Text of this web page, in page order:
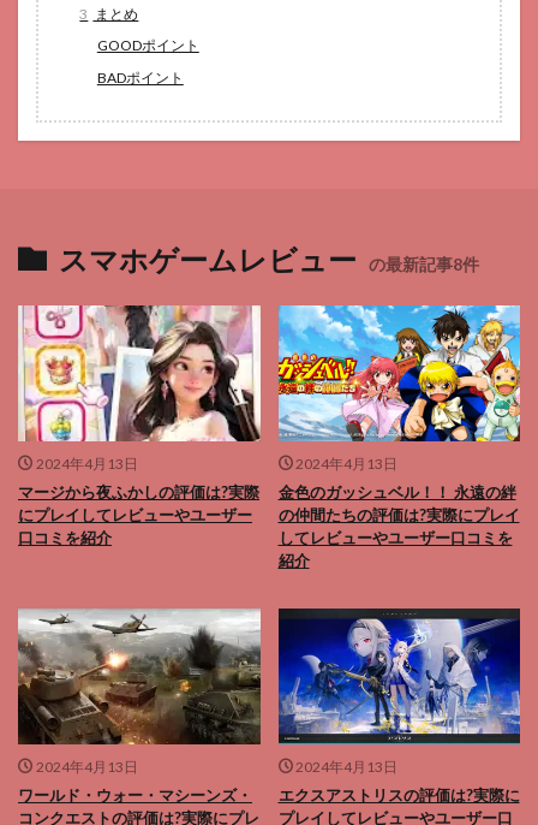
3 まとめ
GOODポイント
BADポイント
スマホゲームレビュー の最新記事8件
2024年4月13日
マージから夜ふかしの評価は?実際
にプレイしてレビューやユーザー
口コミを紹介
2024年4月13日
金色のガッシュベル！！ 永遠の絆
の仲間たちの評価は?実際にプレイ
してレビューやユーザー口コミを
紹介
2024年4月13日
ワールド・ウォー・マシーンズ・
コンクエストの評価は?実際にプレ
2024年4月13日
エクスアストリスの評価は?実際に
プレイしてレビューやユーザー口